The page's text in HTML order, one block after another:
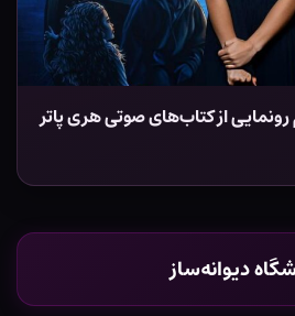
رونمایی از کتاب‌های صوتی هری پاتر
دیوانه‌ساز